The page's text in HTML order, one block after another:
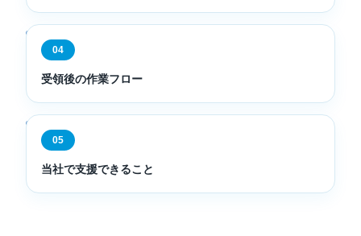
04
受領後の作業フロー
05
当社で支援できること